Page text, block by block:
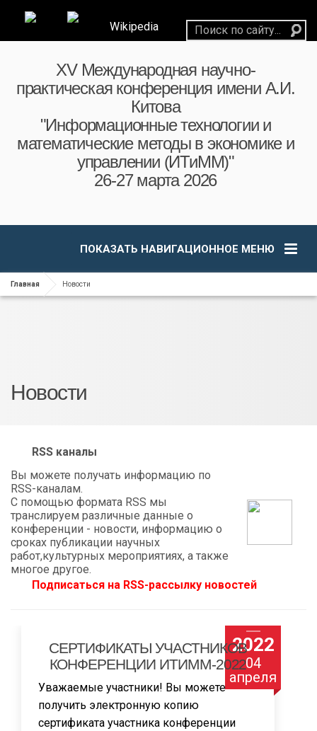
Wikipedia
XV Международная научно-
практическая конференция имени А.И.
Китова
"Информационные технологии и
математические методы в экономике и
управлении (ИТиММ)"
26-27 марта 2026
ПОКАЗАТЬ НАВИГАЦИОННОЕ МЕНЮ
Главная Новости
Новости
RSS каналы
Вы можете получать информацию по
RSS-каналам.
С помощью формата RSS мы
транслируем различные данные о
конференции - новости, информацию о
сроках публикации научных
работ,культурных мероприятиях, а также
многое другое.
Подписаться на RSS-рассылку новостей
2022
04
апреля
СЕРТИФИКАТЫ УЧАСТНИКОВ
КОНФЕРЕНЦИИ ИТИММ-2022
Уважаемые участники! Вы можете
получить электронную копию
сертификата участника конференции